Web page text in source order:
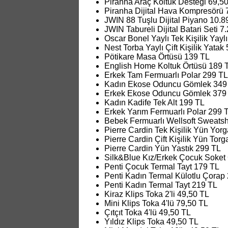
Piranha Araç Koltuk Desteği
Piranha Dijital Hava Kompresörü
JWIN 88 Tuşlu Dijital Piyano
JWIN Tabureli Dijital Batari Seti
Oscar Bonel Yaylı Tek Kişilik
Nest Torba Yaylı Çift Kişilik Yatak
Pötikare Masa Örtüsü 139 TL
English Home Koltuk Örtüsü 189
Erkek Tam Fermuarlı Polar 299 TL
Kadın Ekose Oduncu Gömlek
Erkek Ekose Oduncu Gömlek 379
Kadın Kadife Tek Alt 199 TL
Erkek Yarım Fermuarlı Polar 299
Bebek Fermuarlı Wellsoft
Pierre Cardin Tek Kişilik Yün
Pierre Cardin Çift Kişilik Yün
Pierre Cardin Yün Yastık 299 TL
Silk&Blue Kız/Erkek Çocuk
Penti Çocuk Termal Tayt 179 TL
Penti Kadın Termal Külotlu Çorap
Penti Kadın Termal Tayt 219 TL
Kiraz Klips Toka 2'li 49,50 TL
Mini Klips Toka 4'lü 79,50 TL
Çıtçıt Toka 4'lü 49,50 TL
Yıldız Klips Toka 49,50 TL